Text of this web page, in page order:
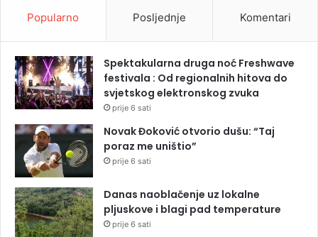
Popularno Posljednje Komentari
Spektakularna druga noć Freshwave
festivala : Od regionalnih hitova do
svjetskog elektronskog zvuka
prije 6 sati
Novak Đoković otvorio dušu: “Taj
poraz me uništio”
prije 6 sati
Danas naoblačenje uz lokalne
pljuskove i blagi pad temperature
prije 6 sati